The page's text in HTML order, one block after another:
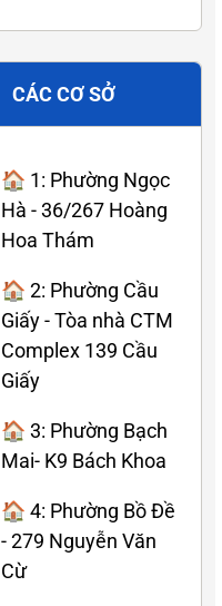
CÁC CƠ SỞ
🏠 1: Phường Ngọc
Hà - 36/267 Hoàng
Hoa Thám
🏠 2: Phường Cầu
Giấy - Tòa nhà CTM
Complex 139 Cầu
Giấy
🏠 3: Phường Bạch
Mai- K9 Bách Khoa
🏠 4: Phường Bồ Đề
- 279 Nguyễn Văn
Cừ